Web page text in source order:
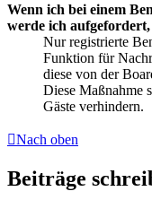
Wenn ich bei einem
werde ich
Nur registrierte
Funktion für
diese von der
Diese Maßnahme
Gäste verhindern.
Nach oben
Beiträge